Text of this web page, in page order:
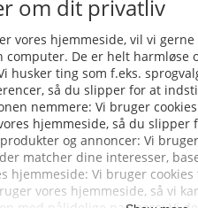
Fiskeriets
inviterer
farvande til
03/08/2026